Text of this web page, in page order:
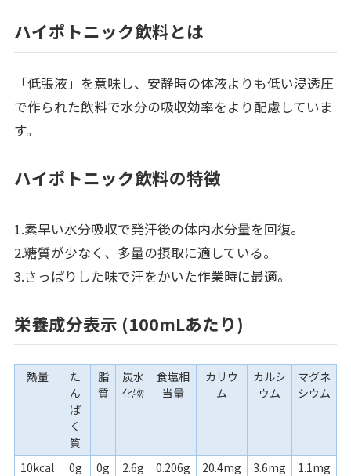
ハイポトニック飲料とは
「低張液」を意味し、安静時の体液よりも低い浸透圧
で作られた飲料で水分の吸収効率をより配慮していま
す。
ハイポトニック飲料の特徴
1.素早い水分吸収で発汗後の体内水分量を回復。
2.糖質が少なく、多量の摂取に適している。
3.さっぱりした味で汗をかいた作業時に最適。
栄養成分表示 (100mLあたり)
熱量
た
ん
ぱ
く
質
脂
質
炭水
化物
食塩相
当量
カリウ
ム
カルシ
ウム
マグネ
シウム
10kcal 0g 0g 2.6g 0.206g 20.4mg 3.6mg 1.1mg